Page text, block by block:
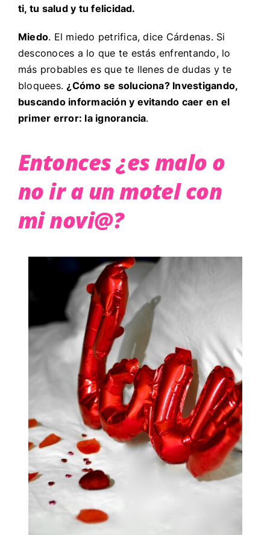
ti, tu salud y tu felicidad.
Miedo. El miedo petrifica, dice Cárdenas. Si
desconoces a lo que te estás enfrentando, lo
más probables es que te llenes de dudas y te
bloquees. ¿Cómo se soluciona? Investigando,
buscando información y evitando caer en el
primer error: la ignorancia.
Entonces ¿es malo o
no ir a un motel con
mi novi@?